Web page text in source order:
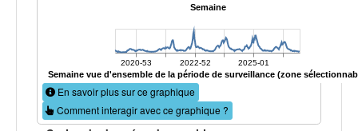
Semaine
2020-53 2022-52 2025-01
Semaine vue d'ensemble de la période de surveillance (zone
En savoir plus sur ce graphique
Comment interagir avec ce graphique ?